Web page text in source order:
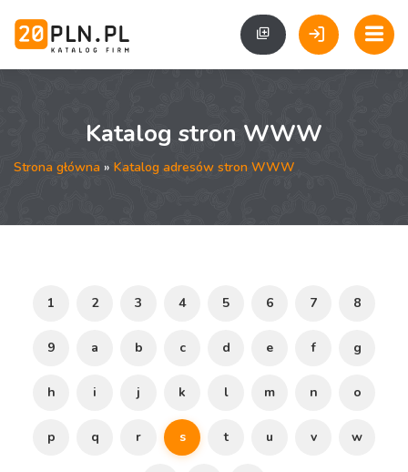
Katalog stron WWW
Strona główna » Katalog adresów stron WWW
1 2 3 4 5 6 7 8
9 a b c d e f g
h i j k l m n o
p q r s t u v w